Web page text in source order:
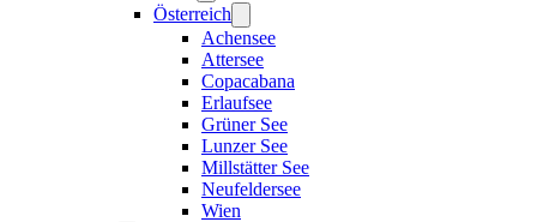
Österreich
Achensee
Attersee
Copacabana
Erlaufsee
Grüner See
Lunzer See
Millstätter See
Neufeldersee
Wien